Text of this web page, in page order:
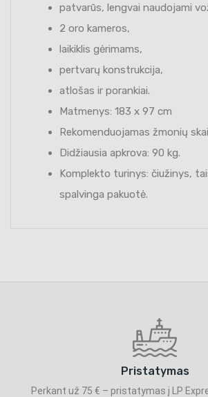
patvarūs, lengvai naudojami
2 oro kameros,
laikiklis gėrimams,
pertvarų konstrukcija,
atlošas ir porankiai.
Matmenys: 183 x 97 cm
Rekomenduojamas žmonių
Didžiausia apkrova: 90 kg.
Komplekto turinys: čiužinys,
spalvinga pakuotė.
Pristatymas
Perkant už 75 € – pristatymas į LP